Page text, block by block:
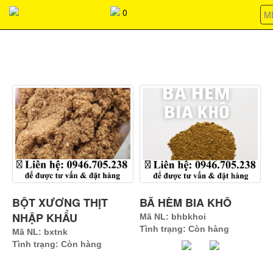
0
BỘT XƯƠNG THỊT
NHẬP KHẨU
Mã NL: bxtnk
Tình trạng: Còn hàng
BÃ HÈM BIA KHÔ
Mã NL: bhbkhoi
Tình trạng: Còn hàng